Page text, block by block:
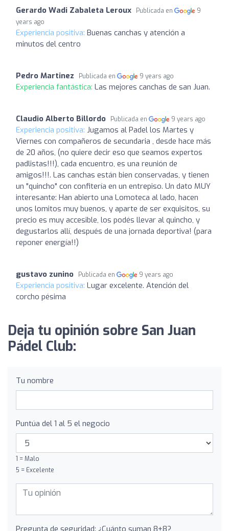
Gerardo Wadi Zabaleta Leroux Publicada en
9
years ago
Experiencia positiva: Buenas canchas y atención a
minutos del centro
Pedro Martinez Publicada en 9 years ago
Experiencia fantástica: Las mejores canchas de san Juan.
Claudio Alberto Billordo Publicada en 9 years ago
Experiencia positiva: Jugamos al Padel los Martes y
Viernes con compañeros de secundaria , desde hace más
de 20 años, (no quiere decir eso que seamos expertos
padlistas!!!), cada encuentro, es una reunión de
amigos!!!. Las canchas están bien conservadas, y tienen
un "quincho" con confitería en un entrepiso. Un dato MUY
interesante: Han abierto una Lomoteca al lado, hacen
unos lomitos muy buenos, y aparte de ser exquisitos, su
precio es muy accesible, los podés llevar al quincho, y
degustarlos allí, después de una jornada deportiva! (para
reponer energía!!)
gustavo zunino Publicada en 9 years ago
Experiencia positiva: Lugar excelente. Atención del
corcho pésima
Deja tu opinión sobre San Juan
Pádel Club:
Tu nombre
Puntúa del 1 al 5 el negocio
1 = Malo
5 = Excelente
Pregunta de seguridad: ¿Cuánto suman 8+8?